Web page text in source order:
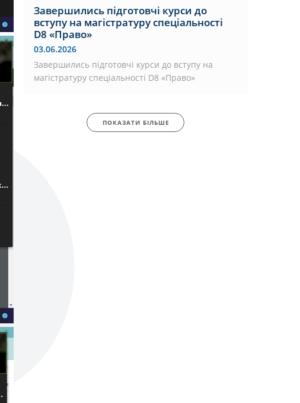
Завершились підготовчі курси до
вступу на магістратуру спеціальності
D8 «Право»
03.06.2026
Завершились підготовчі курси до вступу на
магістратуру спеціальності D8 «Право»
ПОКАЗАТИ БІЛЬШЕ